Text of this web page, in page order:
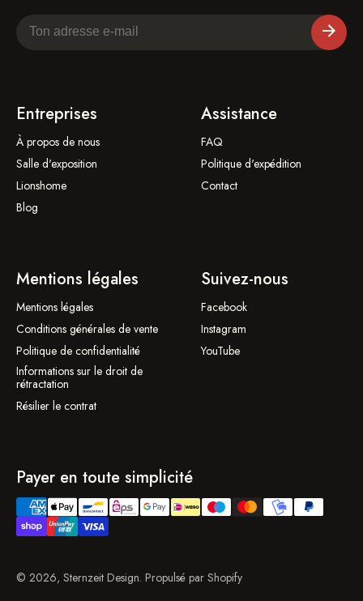
Entreprises
À propos de nous
Salle d'exposition
Lionshome
Blog
Assistance
FAQ
Politique d'expédition
Contact
Mentions légales
Mentions légales
Conditions générales de vente
Politique de confidentialité
Informations sur le droit de
rétractation
Résilier le contrat
Suivez-nous
Facebook
Instagram
YouTube
Payer en toute simplicité
© 2026, Sternzeit Design. Propulsé par Shopify